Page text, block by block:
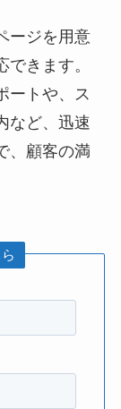
ージを用意
きます。
ートや、ス
など、迅速
、顧客の満